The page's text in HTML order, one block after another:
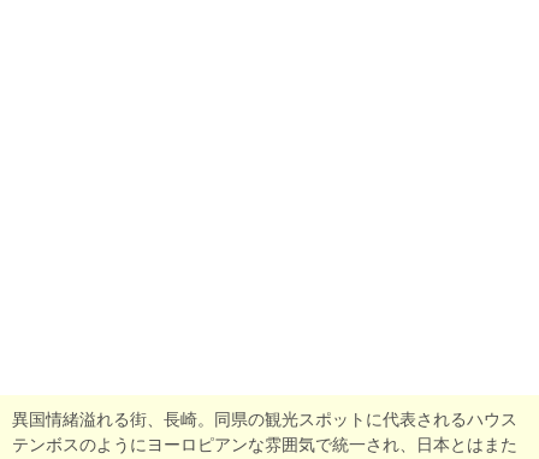
異国情緒溢れる街、長崎。同県の観光スポットに代表されるハウス
テンボスのようにヨーロピアンな雰囲気で統一され、日本とはまた